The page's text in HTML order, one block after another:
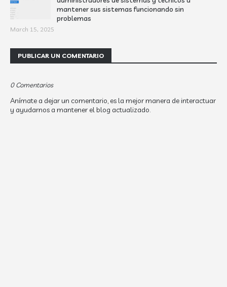
mantener sus sistemas funcionando sin
problemas
March 15, 2025
PUBLICAR UN COMENTARIO
0 Comentarios
Anímate a dejar un comentario, es la mejor manera de interactuar
y ayudarnos a mantener el blog actualizado.